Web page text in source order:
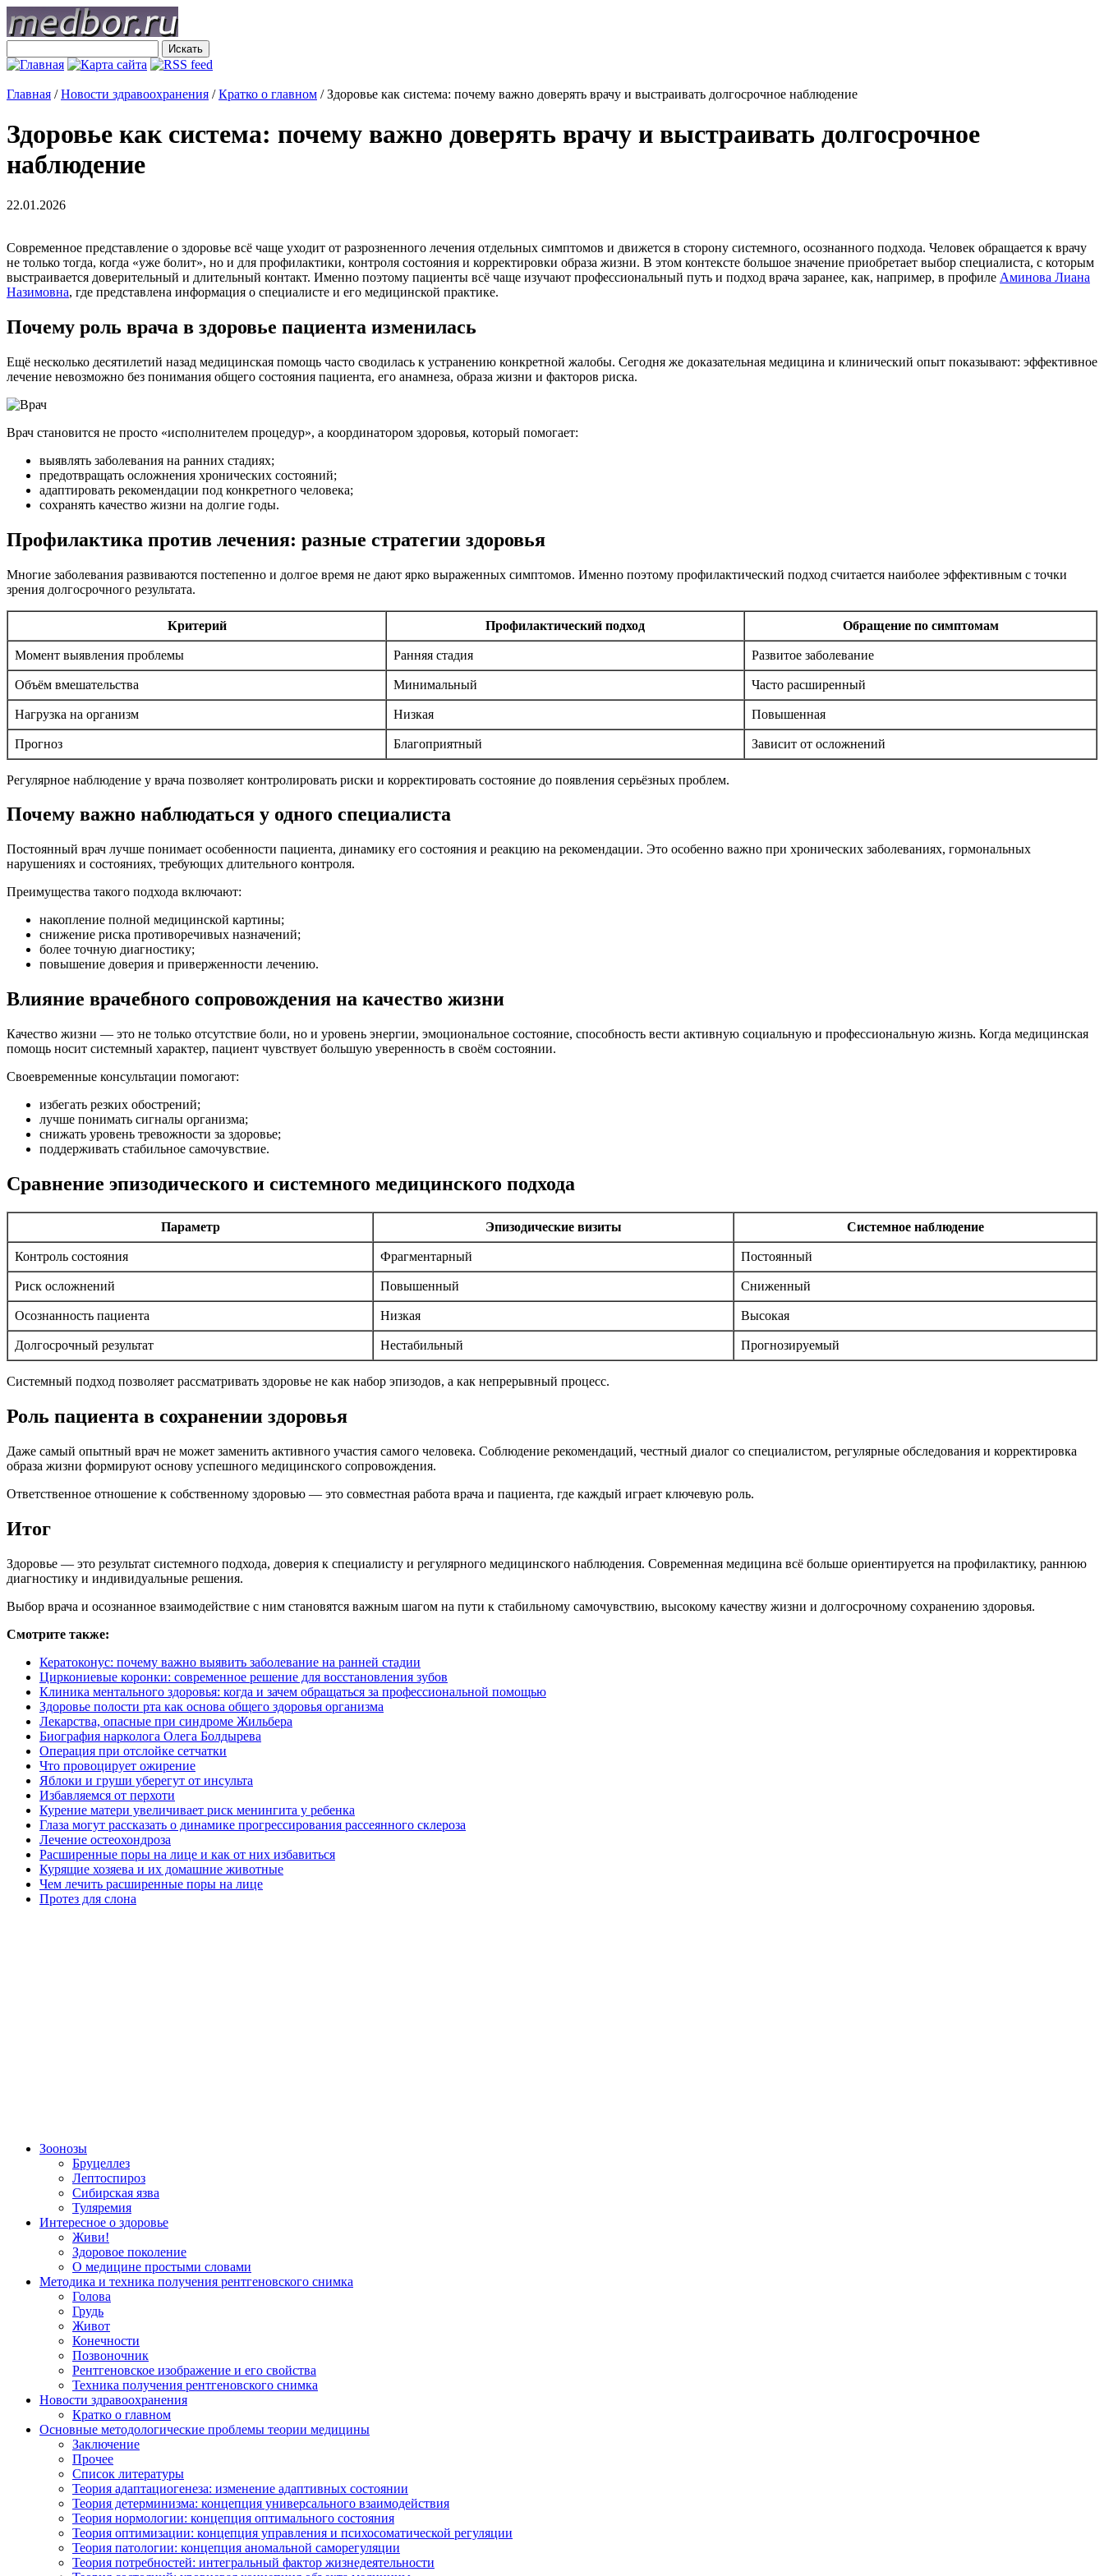
Главная /Новости здравоохранения /Кратко о главном /Здоровье как система: почему важно доверять врачу и выстраивать долгосрочное наблюдение
Здоровье как система: почему важно доверять врачу и выстраивать долгосрочное
наблюдение
22.01.2026
Современное представление о здоровье всё чаще уходит от разрозненного лечения отдельных симптомов и движется в сторону системного, осознанного подхода. Человек обращается к врачу
не только тогда, когда «уже болит», но и для профилактики, контроля состояния и корректировки образа жизни. В этом контексте большое значение приобретает выбор специалиста, с которым
выстраивается доверительный и длительный контакт. Именно поэтому пациенты всё чаще изучают профессиональный путь и подход врача заранее, как, например, в профиле Аминова Лиана
Назимовна, где представлена информация о специалисте и его медицинской практике.
Почему роль врача в здоровье пациента изменилась
Ещё несколько десятилетий назад медицинская помощь часто сводилась к устранению конкретной жалобы. Сегодня же доказательная медицина и клинический опыт показывают: эффективное
лечение невозможно без понимания общего состояния пациента, его анамнеза, образа жизни и факторов риска.
Врач становится не просто «исполнителем процедур», а координатором здоровья, который помогает:
выявлять заболевания на ранних стадиях;
предотвращать осложнения хронических состояний;
адаптировать рекомендации под конкретного человека;
сохранять качество жизни на долгие годы.
Профилактика против лечения: разные стратегии здоровья
Многие заболевания развиваются постепенно и долгое время не дают ярко выраженных симптомов. Именно поэтому профилактический подход считается наиболее эффективным с точки
зрения долгосрочного результата.
Критерий Профилактический подход Обращение по симптомам
Момент выявления проблемы Ранняя стадия Развитое заболевание
Объём вмешательства Минимальный Часто расширенный
Нагрузка на организм Низкая Повышенная
Прогноз Благоприятный Зависит от осложнений
Регулярное наблюдение у врача позволяет контролировать риски и корректировать состояние до появления серьёзных проблем.
Почему важно наблюдаться у одного специалиста
Постоянный врач лучше понимает особенности пациента, динамику его состояния и реакцию на рекомендации. Это особенно важно при хронических заболеваниях, гормональных
нарушениях и состояниях, требующих длительного контроля.
Преимущества такого подхода включают:
накопление полной медицинской картины;
снижение риска противоречивых назначений;
более точную диагностику;
повышение доверия и приверженности лечению.
Влияние врачебного сопровождения на качество жизни
Качество жизни — это не только отсутствие боли, но и уровень энергии, эмоциональное состояние, способность вести активную социальную и профессиональную жизнь. Когда медицинская
помощь носит системный характер, пациент чувствует большую уверенность в своём состоянии.
Своевременные консультации помогают:
избегать резких обострений;
лучше понимать сигналы организма;
снижать уровень тревожности за здоровье;
поддерживать стабильное самочувствие.
Сравнение эпизодического и системного медицинского подхода
Параметр Эпизодические визиты Системное наблюдение
Контроль состояния Фрагментарный Постоянный
Риск осложнений Повышенный Сниженный
Осознанность пациента Низкая Высокая
Долгосрочный результат Нестабильный Прогнозируемый
Системный подход позволяет рассматривать здоровье не как набор эпизодов, а как непрерывный процесс.
Роль пациента в сохранении здоровья
Даже самый опытный врач не может заменить активного участия самого человека. Соблюдение рекомендаций, честный диалог со специалистом, регулярные обследования и корректировка
образа жизни формируют основу успешного медицинского сопровождения.
Ответственное отношение к собственному здоровью — это совместная работа врача и пациента, где каждый играет ключевую роль.
Итог
Здоровье — это результат системного подхода, доверия к специалисту и регулярного медицинского наблюдения. Современная медицина всё больше ориентируется на профилактику, раннюю
диагностику и индивидуальные решения.
Выбор врача и осознанное взаимодействие с ним становятся важным шагом на пути к стабильному самочувствию, высокому качеству жизни и долгосрочному сохранению здоровья.
Смотрите также:
Кератоконус: почему важно выявить заболевание на ранней стадии
Циркониевые коронки: современное решение для восстановления зубов
Клиника ментального здоровья: когда и зачем обращаться за профессиональной помощью
Здоровье полости рта как основа общего здоровья организма
Лекарства, опасные при синдроме Жильбера
Биография нарколога Олега Болдырева
Операция при отслойке сетчатки
Что провоцирует ожирение
Яблоки и груши уберегут от инсульта
Избавляемся от перхоти
Курение матери увеличивает риск менингита у ребенка
Глаза могут рассказать о динамике прогрессирования рассеянного склероза
Лечение остеохондроза
Расширенные поры на лице и как от них избавиться
Курящие хозяева и их домашние животные
Чем лечить расширенные поры на лице
Протез для слона
Зоонозы
Бруцеллез
Лептоспироз
Сибирская язва
Туляремия
Интересное о здоровье
Живи!
Здоровое поколение
О медицине простыми словами
Методика и техника получения рентгеновского снимка
Голова
Грудь
Живот
Конечности
Позвоночник
Рентгеновское изображение и его свойства
Техника получения рентгеновского снимка
Новости здравоохранения
Кратко о главном
Основные методологические проблемы теории медицины
Заключение
Прочее
Список литературы
Теория адаптациогенеза: изменение адаптивных состоянии
Теория детерминизма: концепция универсального взаимодействия
Теория нормологии: концепция оптимального состояния
Теория оптимизации: концепция управления и психосоматической регуляции
Теория патологии: концепция аномальной саморегуляции
Теория потребностей: интегральный фактор жизнедеятельности